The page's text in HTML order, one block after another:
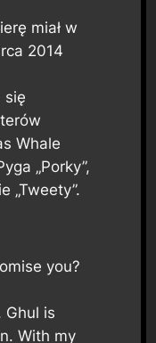
miał w
2014
się
Whale
„Porky”,
„Tweety”.
you?
Ghul is
With my